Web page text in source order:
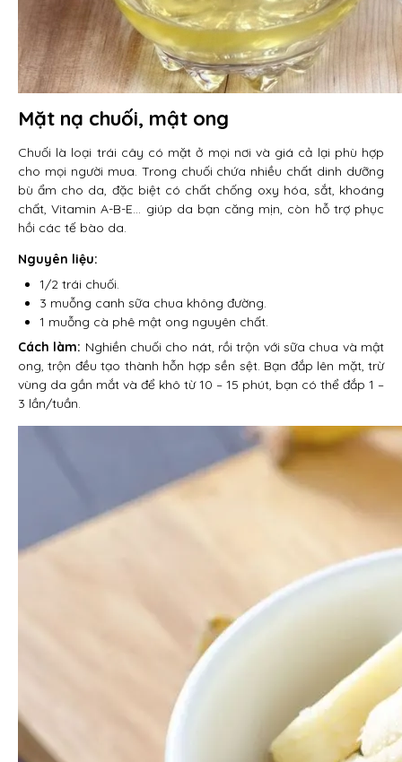
Mặt nạ chuối, mật ong
Chuối là loại trái cây có mặt ở mọi nơi và giá cả lại phù hợp
cho mọi người mua. Trong chuối chứa nhiều chất dinh dưỡng
bù ẩm cho da, đặc biệt có chất chống oxy hóa, sắt, khoáng
chất, Vitamin A-B-E… giúp da bạn căng mịn, còn hỗ trợ phục
hồi các tế bào da.
Nguyên liệu:
1/2 trái chuối.
3 muỗng canh sữa chua không đường.
1 muỗng cà phê mật ong nguyên chất.
Cách làm: Nghiền chuối cho nát, rồi trộn với sữa chua và mật
ong, trộn đều tạo thành hỗn hợp sền sệt. Bạn đắp lên mặt, trừ
vùng da gần mắt và để khô từ 10 – 15 phút, bạn có thể đắp 1 –
3 lần/tuần.